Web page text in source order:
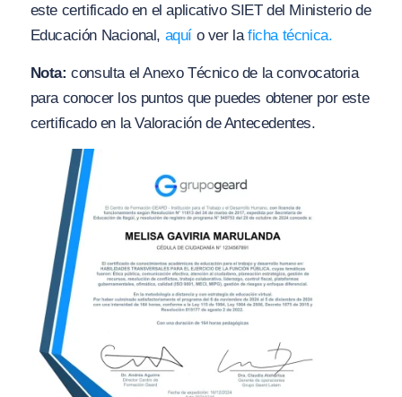
este certificado en el aplicativo SIET del Ministerio de
Educación Nacional, aquí o ver laficha técnica.
Nota: consulta el Anexo Técnico de la convocatoria
para conocer los puntos que puedes obtener por este
certificado en la Valoración de Antecedentes.